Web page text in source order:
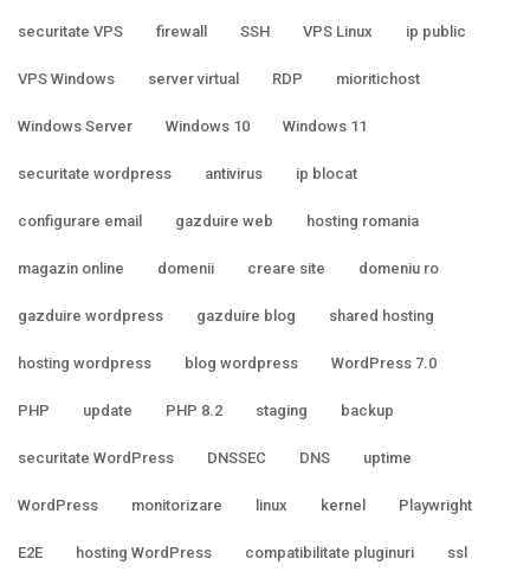
securitate VPS firewall SSH VPS Linux ip public
VPS Windows server virtual RDP mioritichost
Windows Server Windows 10 Windows 11
securitate wordpress antivirus ip blocat
configurare email gazduire web hosting romania
magazin online domenii creare site domeniu ro
gazduire wordpress gazduire blog shared hosting
hosting wordpress blog wordpress WordPress 7.0
PHP update PHP 8.2 staging backup
securitate WordPress DNSSEC DNS uptime
WordPress monitorizare linux kernel Playwright
E2E hosting WordPress compatibilitate pluginuri ssl